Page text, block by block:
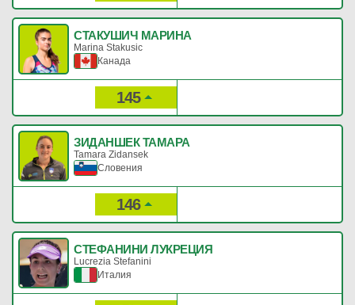
СТАКУШИЧ МАРИНА
Marina Stakusic
Канада
145
ЗИДАНШЕК ТАМАРА
Tamara Zidansek
Словения
146
СТЕФАНИНИ ЛУКРЕЦИЯ
Lucrezia Stefanini
Италия